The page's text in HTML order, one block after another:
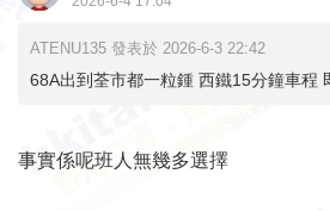
ATENU135 發表於 2026-6-3 22:42
68A出到荃市都一粒鍾 西鐵15分鐘車程
事實係呢班人無幾多選擇